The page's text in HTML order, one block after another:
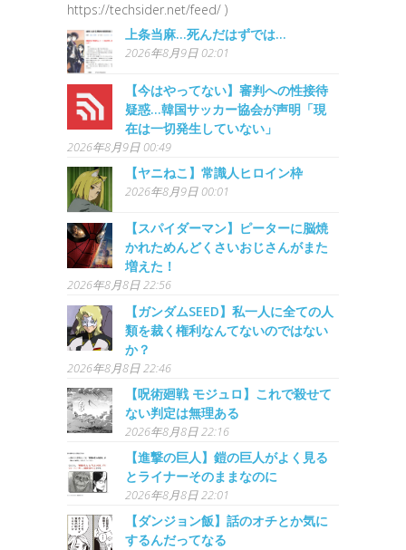
https://techsider.net/feed/ )
上条当麻…死んだはずでは…
2026年8月9日 02:01
【今はやってない】審判への性接待
疑惑…韓国サッカー協会が声明「現
在は一切発生していない」
2026年8月9日 00:49
【ヤニねこ】常識人ヒロイン枠
2026年8月9日 00:01
【スパイダーマン】ピーターに脳焼
かれためんどくさいおじさんがまた
増えた！
2026年8月8日 22:56
【ガンダムSEED】私一人に全ての人
類を裁く権利なんてないのではない
か？
2026年8月8日 22:46
【呪術廻戦 モジュロ】これで殺せて
ない判定は無理ある
2026年8月8日 22:16
【進撃の巨人】鎧の巨人がよく見る
とライナーそのままなのに
2026年8月8日 22:01
【ダンジョン飯】話のオチとか気に
するんだってなる